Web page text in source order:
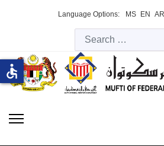
Language Options: MS EN AR
accessible